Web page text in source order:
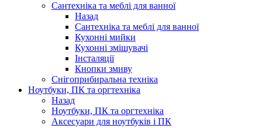
Сантехніка та меблі для ванної
Назад
Сантехніка та меблі для ванної
Кухонні мийки
Кухонні змішувачі
Інсталяції
Кнопки змиву
Снігоприбиральна техніка
Ноутбуки, ПК та оргтехніка
Назад
Ноутбуки, ПК та оргтехніка
Аксесуари для ноутбуків і ПК